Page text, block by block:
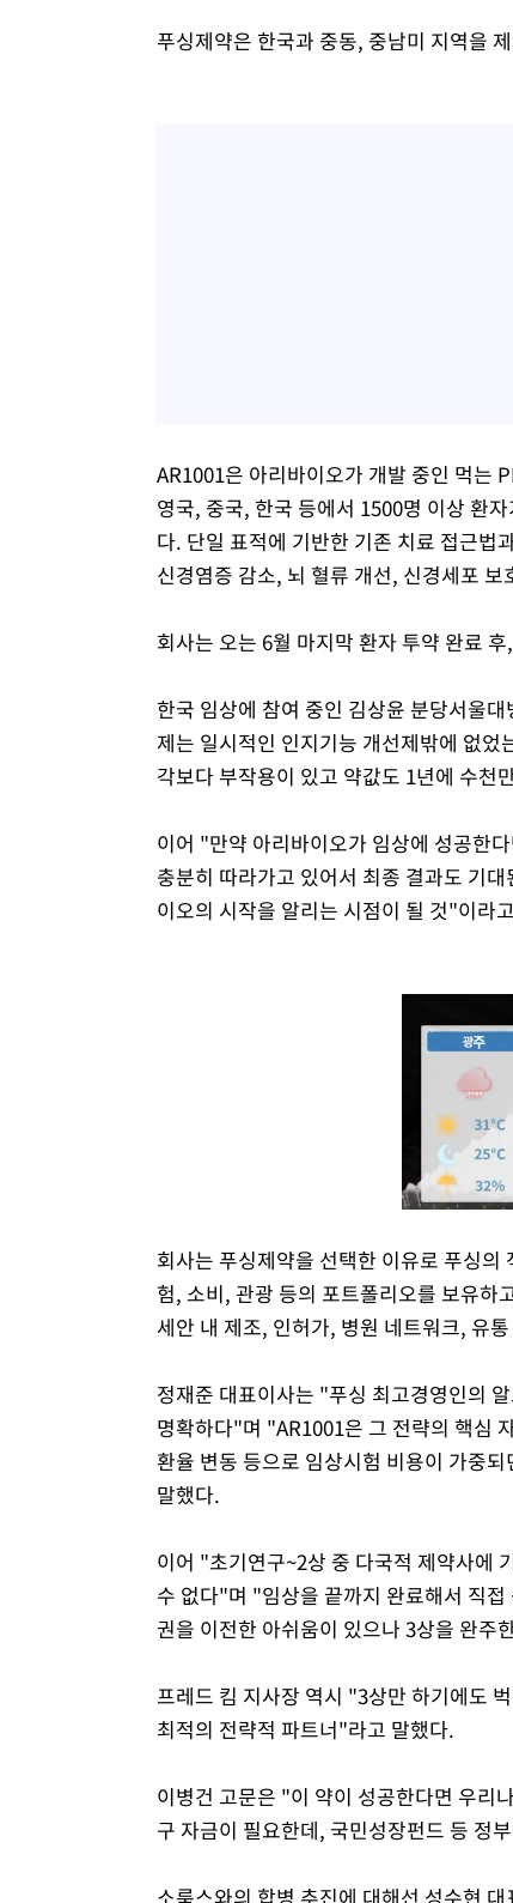
푸싱제약은 한국과 중동, 중남미 지역을
AR1001은 아리바이오가 개발 중인 먹는
영국, 중국, 한국 등에서 1500명 이상 환
다. 단일 표적에 기반한 기존 치료 접근법
신경염증 감소, 뇌 혈류 개선, 신경세포
회사는 오는 6월 마지막 환자 투약 완료
한국 임상에 참여 중인 김상윤 분당서울
제는 일시적인 인지기능 개선제밖에 없
각보다 부작용이 있고 약값도 1년에 수천
이어 "만약 아리바이오가 임상에 성공한
충분히 따라가고 있어서 최종 결과도 기
이오의 시작을 알리는 시점이 될 것"이라
회사는 푸싱제약을 선택한 이유로 푸싱
험, 소비, 관광 등의 포트폴리오를 보유하
세안 내 제조, 인허가, 병원 네트워크, 유
정재준 대표이사는 "푸싱 최고경영인의
명확하다"며 "AR1001은 그 전략의 핵심
환율 변동 등으로 임상시험 비용이 가중
말했다.
이어 "초기연구~2상 중 다국적 제약사에
수 없다"며 "임상을 끝까지 완료해서 직
권을 이전한 아쉬움이 있으나 3상을 완주
프레드 킴 지사장 역시 "3상만 하기에도
최적의 전략적 파트너"라고 말했다.
이병건 고문은 "이 약이 성공한다면 우리
구 자금이 필요한데, 국민성장펀드 등 정
소룩스와의 합병 추진에 대해선 성수현